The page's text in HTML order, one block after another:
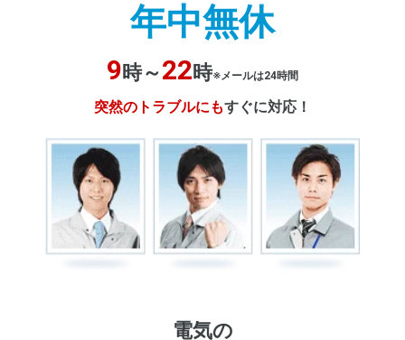
年中無休
9時～22時※メールは24時間
突然のトラブルにもすぐに対応！
電気の